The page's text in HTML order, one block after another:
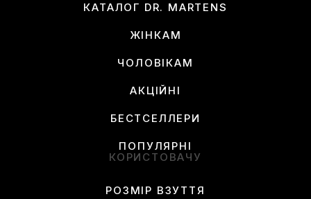
КАТАЛОГ DR. MARTENS
ЖІНКАМ
ЧОЛОВІКАМ
АКЦІЙНІ
БЕСТСЕЛЛЕРИ
ПОПУЛЯРНІ
КОРИСТОВАЧУ
РОЗМІР ВЗУТТЯ